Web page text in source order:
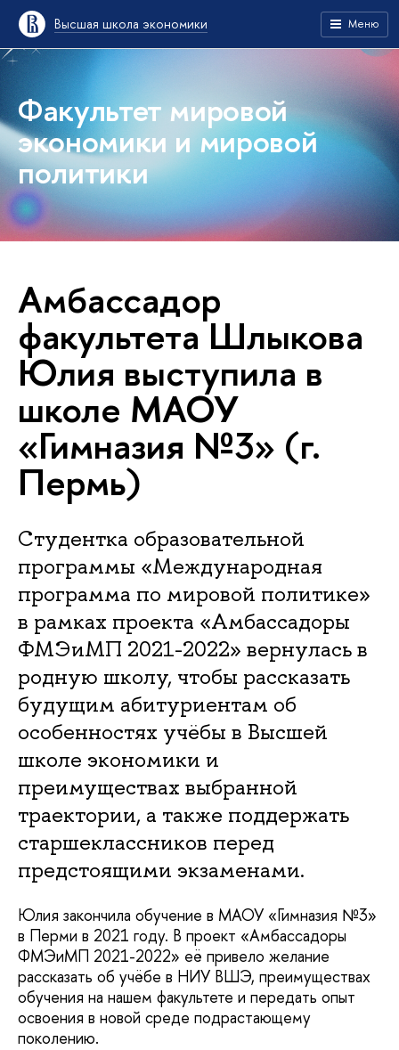
Высшая школа экономики Меню
Факультет мировой
экономики и мировой
политики
Амбассадор
факультета Шлыкова
Юлия выступила в
школе МАОУ
«Гимназия №3» (г.
Пермь)
Студентка образовательной
программы «Международная
программа по мировой политике»
в рамках проекта «Амбассадоры
ФМЭиМП 2021-2022» вернулась в
родную школу, чтобы рассказать
будущим абитуриентам об
особенностях учёбы в Высшей
школе экономики и
преимуществах выбранной
траектории, а также поддержать
старшеклассников перед
предстоящими экзаменами.
Юлия закончила обучение в МАОУ «Гимназия №3»
в Перми в 2021 году. В проект «Амбассадоры
ФМЭиМП 2021-2022» её привело желание
рассказать об учёбе в НИУ ВШЭ, преимуществах
обучения на нашем факультете и передать опыт
освоения в новой среде подрастающему
поколению.